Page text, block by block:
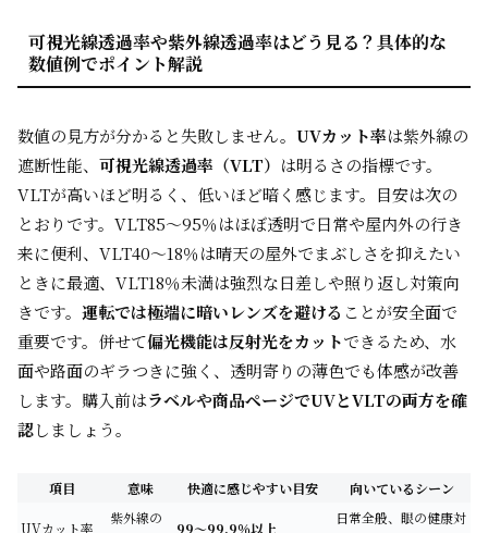
可視光線透過率や紫外線透過率はどう見る？具体的な
数値例でポイント解説
数値の見方が分かると失敗しません。 UVカット率は紫外線の
遮断性能、 可視光線透過率（VLT） は明るさの指標です。
VLTが高いほど明るく、低いほど暗く感じます。目安は次の
とおりです。VLT85〜95％はほぼ透明で日常や屋内外の行き
来に便利、VLT40〜18％は晴天の屋外でまぶしさを抑えたい
ときに最適、VLT18％未満は強烈な日差しや照り返し対策向
きです。 運転では極端に暗いレンズを避ける ことが安全面で
重要です。併せて偏光機能は反射光をカットできるため、水
面や路面のギラつきに強く、透明寄りの薄色でも体感が改善
します。購入前はラベルや商品ページでUVとVLTの両方を確
認しましょう。
項目 意味 快適に感じやすい目安 向いているシーン
UVカット率
紫外線の
99〜99.9％以上
日常全般、眼の健康対